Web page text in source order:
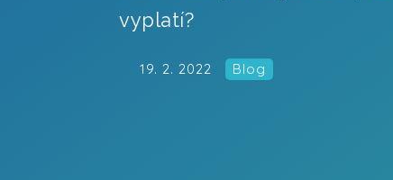
vyplatí?
19. 2. 2022 Blog